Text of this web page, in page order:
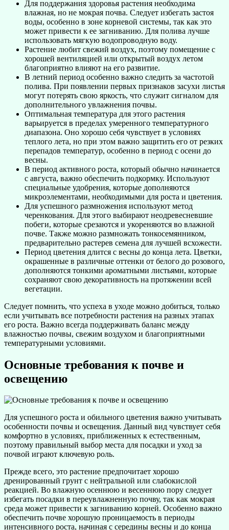
Для поддержания здоровья растения необходима
влажная, но не мокрая почва. Следует избегать застоя
воды, особенно в зоне корневой системы, так как это
может привести к ее загниванию. Для полива лучше
использовать мягкую водопроводную воду.
Растение любит свежий воздух, поэтому помещение с
хорошей вентиляцией или открытый воздух летом
благоприятно влияют на его развитие.
В летний период особенно важно следить за частотой
полива. При появлении первых признаков засухи листья
могут потерять свою яркость, что служит сигналом для
дополнительного увлажнения почвы.
Оптимальная температура для этого растения
варьируется в пределах умеренного температурного
диапазона. Оно хорошо себя чувствует в условиях
теплого лета, но при этом важно защитить его от резких
перепадов температур, особенно в период с осени до
весны.
В период активного роста, который обычно начинается
с августа, важно обеспечить подкормку. Используют
специальные удобрения, которые дополняются
микроэлементами, необходимыми для роста и цветения.
Для успешного размножения используют метод
черенкования. Для этого выбирают неодревесневшие
побеги, которые срезаются и укореняются во влажной
почве. Также можно размножать тонкосемянником,
предварительно растерев семена для лучшей всхожести.
Период цветения длится с весны до конца лета. Цветки,
окрашенные в различные оттенки от белого до розового,
дополняются тонкими ароматными листьями, которые
сохраняют свою декоративность на протяжении всей
вегетации.
Следует помнить, что успеха в уходе можно добиться, только
если учитывать все потребности растения на разных этапах
его роста. Важно всегда поддерживать баланс между
влажностью почвы, свежим воздухом и благоприятными
температурными условиями.
Основные требования к почве и
освещению
Для успешного роста и обильного цветения важно учитывать
особенности почвы и освещения. Данный вид чувствует себя
комфортно в условиях, приближенных к естественным,
поэтому правильный выбор места для посадки и уход за
почвой играют ключевую роль.
Прежде всего, это растение предпочитает хорошо
дренированный грунт с нейтральной или слабокислой
реакцией. Во влажную осеннюю и весеннюю пору следует
избегать посадки в переувлажненную почву, так как мокрая
среда может привести к загниванию корней. Особенно важно
обеспечить почве хорошую проницаемость в периоды
интенсивного роста, начиная с середины весны и до конца